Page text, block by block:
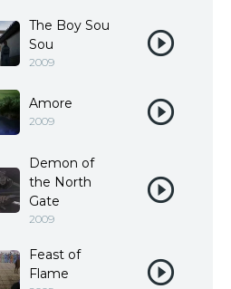
The Boy Sou
Sou
2009
Amore
2009
Demon of
the North
Gate
2009
Feast of
Flame